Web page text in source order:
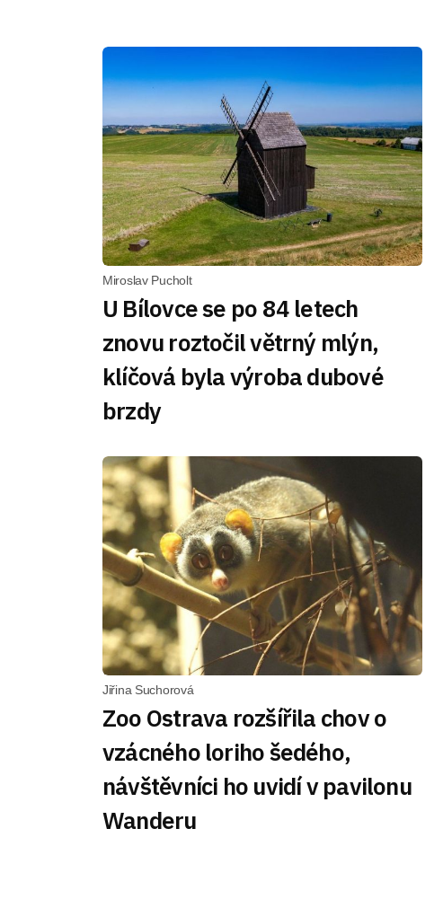
Miroslav Pucholt
U Bílovce se po 84 letech
znovu roztočil větrný mlýn,
klíčová byla výroba dubové
brzdy
Jiřina Suchorová
Zoo Ostrava rozšířila chov o
vzácného loriho šedého,
návštěvníci ho uvidí v pavilonu
Wanderu